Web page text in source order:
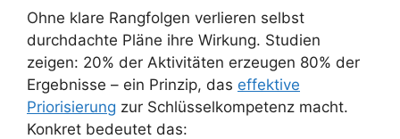
Ohne klare Rangfolgen verlieren selbst
durchdachte Pläne ihre Wirkung. Studien
zeigen: 20% der Aktivitäten erzeugen 80% der
Ergebnisse – ein Prinzip, das effektive
Priorisierung zur Schlüsselkompetenz macht.
Konkret bedeutet das: